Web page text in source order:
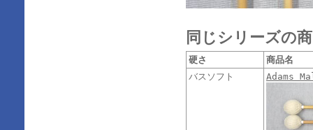
同じシリーズの
硬さ
商品名
バスソフト
Adams